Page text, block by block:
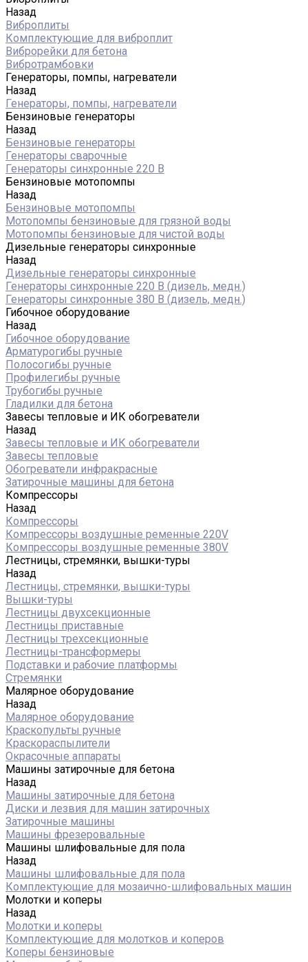
Назад
Виброплиты
Комплектующие для виброплит
Виброрейки для бетона
Вибротрамбовки
Генераторы, помпы, нагреватели
Назад
Генераторы, помпы, нагреватели
Бензиновые генераторы
Назад
Бензиновые генераторы
Генераторы сварочные
Генераторы синхронные 220 В
Бензиновые мотопомпы
Назад
Бензиновые мотопомпы
Мотопомпы бензиновые для грязной воды
Мотопомпы бензиновые для чистой воды
Дизельные генераторы синхронные
Назад
Дизельные генераторы синхронные
Генераторы синхронные 220 В (дизель, медн.)
Генераторы синхронные 380 В (дизель, медн.)
Гибочное оборудование
Назад
Гибочное оборудование
Арматурогибы ручные
Полосогибы ручные
Профилегибы ручные
Трубогибы ручные
Гладилки для бетона
Завесы тепловые и ИК обогреватели
Назад
Завесы тепловые и ИК обогреватели
Завесы тепловые
Обогреватели инфракрасные
Затирочные машины для бетона
Компрессоры
Назад
Компрессоры
Компрессоры воздушные ременные 220V
Компрессоры воздушные ременные 380V
Лестницы, стремянки, вышки-туры
Назад
Лестницы, стремянки, вышки-туры
Вышки-туры
Лестницы двухсекционные
Лестницы приставные
Лестницы трехсекционные
Лестницы-трансформеры
Подставки и рабочие платформы
Стремянки
Малярное оборудование
Назад
Малярное оборудование
Краскопульты ручные
Краскораспылители
Окрасочные аппараты
Машины затирочные для бетона
Назад
Машины затирочные для бетона
Диски и лезвия для машин затирочных
Затирочные машины
Машины фрезеровальные
Машины шлифовальные для пола
Назад
Машины шлифовальные для пола
Комплектующие для мозаично-шлифовальных машин
Молотки и коперы
Назад
Молотки и коперы
Комплектующие для молотков и коперов
Коперы бензиновые